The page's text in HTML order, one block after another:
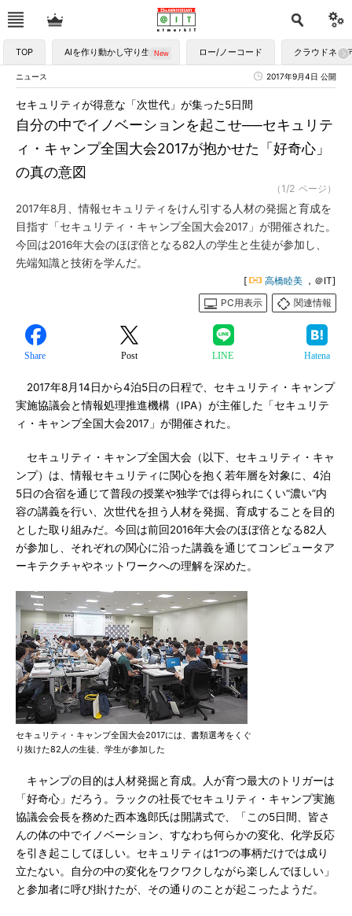
TOP AIを作り動かし守り生かす ロー/ノーコード クラウドネイ
ニュース 2017年9月4日 公開
自分の中でイノベーションを起こせ──セキュリテ
ィ・キャンプ全国大会2017が抱かせた「好奇心」
の真の意図
セキュリティが得意な「次世代」が集った5日間
（1/2 ページ）
2017年8月、情報セキュリティをけん引する人材の発掘と育成を
目指す「セキュリティ・キャンプ全国大会2017」が開催された。
今回は2016年大会のほぼ倍となる82人の学生と生徒が参加し、
先端知識と技術を学んだ。
[ 高橋睦美 ，＠IT]
PC用表示
関連情報
Share Post LINE Hatena
2017年8月14日から4泊5日の日程で、セキュリティ・キャンプ
実施協議会と情報処理推進機構（IPA）が主催した「セキュリテ
ィ・キャンプ全国大会2017」が開催された。
セキュリティ・キャンプ全国大会（以下、セキュリティ・キャ
ンプ）は、情報セキュリティに関心を抱く若年層を対象に、4泊
5日の合宿を通じて普段の授業や独学では得られにくい“濃い”内
容の講義を行い、次世代を担う人材を発掘、育成することを目的
とした取り組みだ。今回は前回2016年大会のほぼ倍となる82人
が参加し、それぞれの関心に沿った講義を通じてコンピュータア
ーキテクチャやネットワークへの理解を深めた。
セキュリティ・キャンプ全国大会2017には、書類選考をくぐ
り抜けた82人の生徒、学生が参加した
キャンプの目的は人材発掘と育成。人が育つ最大のトリガーは
「好奇心」だろう。ラックの社長でセキュリティ・キャンプ実施
協議会会長を務めた西本逸郎氏は開講式で、「この5日間、皆さ
んの体の中でイノベーション、すなわち何らかの変化、化学反応
を引き起こしてほしい。セキュリティは1つの事柄だけでは成り
立たない。自分の中の変化をワクワクしながら楽しんでほしい」
と参加者に呼び掛けたが、その通りのことが起こったようだ。